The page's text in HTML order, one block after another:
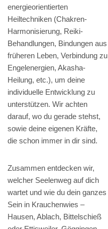
energieorientierten
Heiltechniken (Chakren-
Harmonisierung, Reiki-
Behandlungen, Bindungen aus
früheren Leben, Verbindung zu
Engelenergien, Akasha-
Heilung, etc.), um deine
individuelle Entwicklung zu
unterstützen. Wir achten
darauf, wo du gerade stehst,
sowie deine eigenen Kräfte,
die schon immer in dir sind.
Zusammen entdecken wir,
welcher Seelenweg auf dich
wartet und wie du dein ganzes
Sein in Krauchenwies –
Hausen, Ablach, Bittelschieß